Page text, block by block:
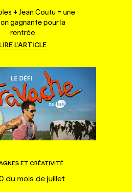
+ Jean Coutu = une
gagnante pour la
rentrée
LIRE L'ARTICLE
ET CRÉATIVITÉ
du mois de juillet